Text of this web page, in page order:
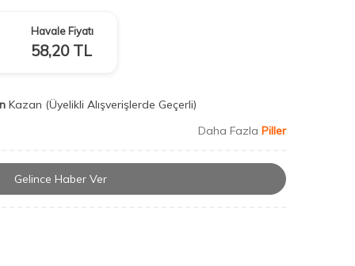
Havale Fiyatı
58,20TL
Kazan (Üyelikli Alışverişlerde Geçerli)
Daha Fazla Piller
Gelince Haber Ver